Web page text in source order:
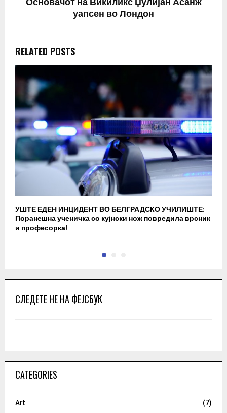
уапсен во Лондон
RELATED POSTS
УШТЕ ЕДЕН ИНЦИДЕНТ ВО БЕЛГРАДСКО УЧИЛИШТЕ:
Поранешна ученичка со кујнски нож повредила врсник
и професорка!
СЛЕДЕТЕ НЕ НА ФЕЈСБУК
CATEGORIES
Art
(7)